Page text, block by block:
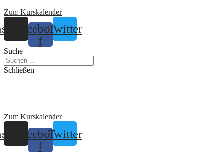
Zum Kurskalender
Facebook-
f
Twitter
Suche
Schließen
Zum Kurskalender
Facebook-
f
Twitter